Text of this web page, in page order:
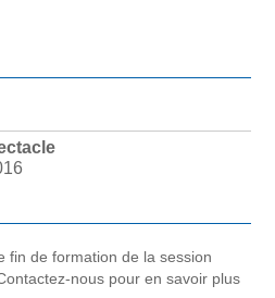
fin de formation de la session
nous pour en savoir plus